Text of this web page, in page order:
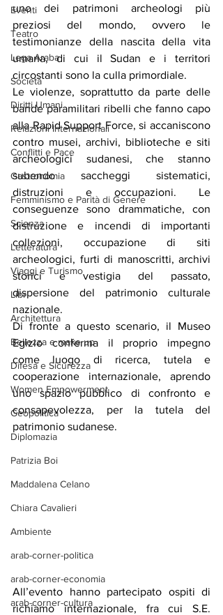
Eventi
Teatro
Lega Araba
Società
Diritti Umani
Relazioni Internazionali
Conflitti e Pace
Gastronomia
Femminismo e Parità di Genere
Scienza
Letteratura
Viaggi e Turismo
Libri
Architettura
Bellezza e make up
Difesa e Sicurezza
Women Empowerment
Geopolitica
Diplomazia
Patrizia Boi
Maddalena Celano
Chiara Cavalieri
Ambiente
arab-corner-politica
arab-corner-economia
arab-corner-cultura
uno dei patrimoni archeologi più
preziosi del mondo, ovvero le
testimonianze della nascita della vita
umana, di cui il Sudan e i territori
circostanti sono la culla primordiale.
Le violenze, soprattutto da parte delle
bande paramilitari ribelli che fanno capo
alla Rapid Support Force, si accaniscono
contro musei, archivi, biblioteche e siti
archeologici sudanesi, che stanno
subendo saccheggi sistematici,
distruzioni e occupazioni. Le
conseguenze sono drammatiche, con
distruzione e incendi di importanti
collezioni, occupazione di siti
archeologici, furti di manoscritti, archivi
storici e vestigia del passato,
dispersione del patrimonio culturale
nazionale.
Di fronte a questo scenario, il Museo
Egizio conferma il proprio impegno
come luogo di ricerca, tutela e
cooperazione internazionale, aprendo
uno spazio pubblico di confronto e
consapevolezza, per la tutela del
patrimonio sudanese.
All’evento hanno partecipato ospiti di
richiamo internazionale, fra cui S.E.